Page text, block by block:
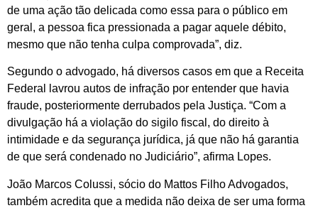
de uma ação tão delicada como essa para o público em
geral, a pessoa fica pressionada a pagar aquele débito,
mesmo que não tenha culpa comprovada”, diz.
Segundo o advogado, há diversos casos em que a Receita
Federal lavrou autos de infração por entender que havia
fraude, posteriormente derrubados pela Justiça. “Com a
divulgação há a violação do sigilo fiscal, do direito à
intimidade e da segurança jurídica, já que não há garantia
de que será condenado no Judiciário”, afirma Lopes.
João Marcos Colussi, sócio do Mattos Filho Advogados,
também acredita que a medida não deixa de ser uma forma